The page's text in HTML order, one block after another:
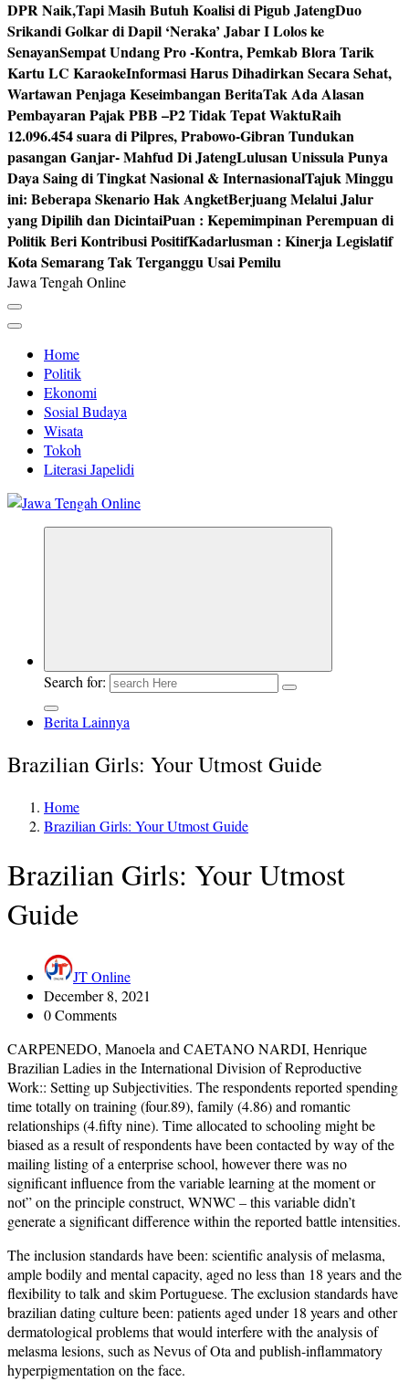
DPR Naik,Tapi Masih Butuh Koalisi di Pigub JatengDuo
Srikandi Golkar di Dapil ‘Neraka’ Jabar I Lolos ke
SenayanSempat Undang Pro -Kontra, Pemkab Blora Tarik
Kartu LC KaraokeInformasi Harus Dihadirkan Secara Sehat,
Wartawan Penjaga Keseimbangan BeritaTak Ada Alasan
Pembayaran Pajak PBB –P2 Tidak Tepat WaktuRaih
12.096.454 suara di Pilpres, Prabowo-Gibran Tundukan
pasangan Ganjar- Mahfud Di JatengLulusan Unissula Punya
Daya Saing di Tingkat Nasional & InternasionalTajuk Minggu
ini: Beberapa Skenario Hak AngketBerjuang Melalui Jalur
yang Dipilih dan DicintaiPuan : Kepemimpinan Perempuan di
Politik Beri Kontribusi PositifKadarlusman : Kinerja Legislatif
Kota Semarang Tak Terganggu Usai Pemilu
Jawa Tengah Online
Home
Politik
Ekonomi
Sosial Budaya
Wisata
Tokoh
Literasi Japelidi
Search for:
Berita Lainnya
Brazilian Girls: Your Utmost Guide
Home
Brazilian Girls: Your Utmost Guide
Brazilian Girls: Your Utmost
Guide
JT Online
December 8, 2021
0 Comments
CARPENEDO, Manoela and CAETANO NARDI, Henrique
Brazilian Ladies in the International Division of Reproductive
Work:: Setting up Subjectivities. The respondents reported spending
time totally on training (four.89), family (4.86) and romantic
relationships (4.fifty nine). Time allocated to schooling might be
biased as a result of respondents have been contacted by way of the
mailing listing of a enterprise school, however there was no
significant influence from the variable learning at the moment or
not” on the principle construct, WNWC – this variable didn’t
generate a significant difference within the reported battle intensities.
The inclusion standards have been: scientific analysis of melasma,
ample bodily and mental capacity, aged no less than 18 years and the
flexibility to talk and skim Portuguese. The exclusion standards have
brazilian dating culture been: patients aged under 18 years and other
dermatological problems that would interfere with the analysis of
melasma lesions, such as Nevus of Ota and publish-inflammatory
hyperpigmentation on the face.